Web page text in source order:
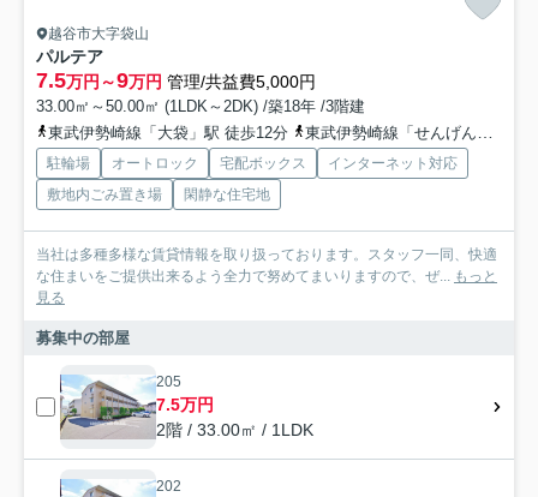
越谷市大字袋山
パルテア
7.5万円～9万円 管理/共益費5,000円
33.00㎡～50.00㎡ (1LDK～2DK) /築18年 /3階建
東武伊勢崎線「大袋」駅 徒歩12分
東武伊勢崎線「せんげん台」駅 徒歩23分
駐輪場 オートロック 宅配ボックス
インターネット対応
敷地内ごみ置き場
閑静な住宅地
当社は多種多様な賃貸情報を取り扱っております。スタッフ一同、快適
な住まいをご提供出来るよう全力で努めてまいりますので、ぜ... もっと
見る
募集中の部屋
205
7.5万円
2階 / 33.00㎡ / 1LDK
202